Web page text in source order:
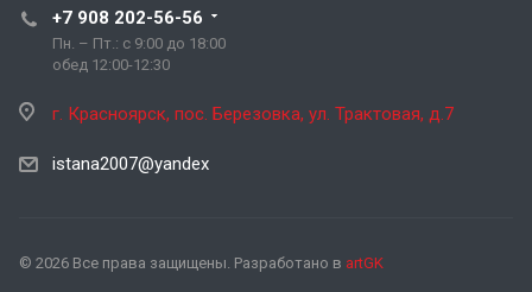
+7 908 202-56-56
Пн. – Пт.: с 9:00 до 18:00
обед 12:00-12:30
г. Красноярск, пос. Березовка, ул. Трактовая, д.7
istana2007@yandex
© 2026 Все права защищены. Разработано в artGK